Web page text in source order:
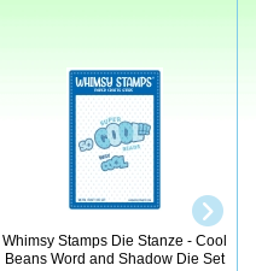
Whimsy Stamps Die Stanze - Cool
Beans Word and Shadow Die Set